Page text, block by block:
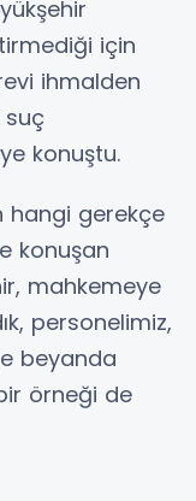
için
ihmalden
suç
konuştu.
hangi gerekçe
konuşan
mahkemeye
personelimiz,
beyanda
örneği de